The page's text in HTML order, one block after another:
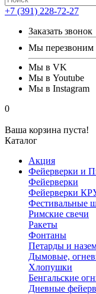
+7 (391) 228-72-27
Заказать звонок
Мы перезвоним
Мы в VK
Мы в Youtube
Мы в Instagram
0
Ваша корзина пуста!
Каталог
Акция
Фейерверки и
Фейерверки
Фейерверки
Фестивальные
Римские свечи
Ракеты
Фонтаны
Петарды и
Дымовые,
Хлопушки
Бенгальские
Дневные